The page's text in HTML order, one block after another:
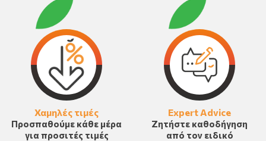
Χαμηλές τιμές
Προσπαθούμε κάθε μέρα
για προσιτές τιμές
Expert Advice
Ζητήστε καθοδήγηση
από τον ειδικό